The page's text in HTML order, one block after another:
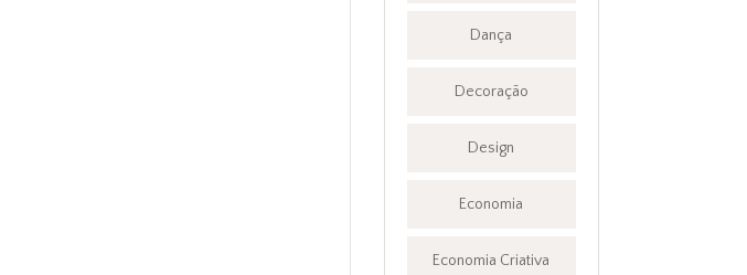
Dança
Decoração
Design
Economia
Economia Criativa